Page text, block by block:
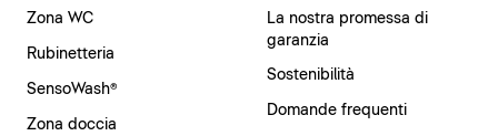
Zona WC
Rubinetteria
SensoWash®
Zona doccia
La nostra promessa di
garanzia
Sostenibilità
Domande frequenti